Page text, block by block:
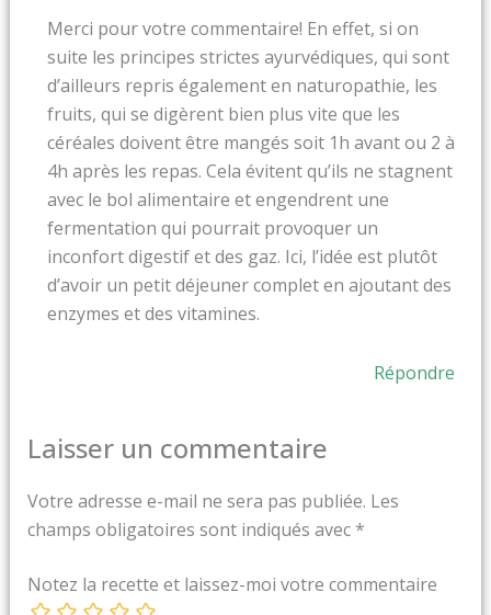
Merci pour votre commentaire! En effet, si on
suite les principes strictes ayurvédiques, qui sont
d’ailleurs repris également en naturopathie, les
fruits, qui se digèrent bien plus vite que les
céréales doivent être mangés soit 1h avant ou 2 à
4h après les repas. Cela évitent qu’ils ne stagnent
avec le bol alimentaire et engendrent une
fermentation qui pourrait provoquer un
inconfort digestif et des gaz. Ici, l’idée est plutôt
d’avoir un petit déjeuner complet en ajoutant des
enzymes et des vitamines.
Répondre
Laisser un commentaire
Votre adresse e-mail ne sera pas publiée. Les
champs obligatoires sont indiqués avec *
Notez la recette et laissez-moi votre commentaire